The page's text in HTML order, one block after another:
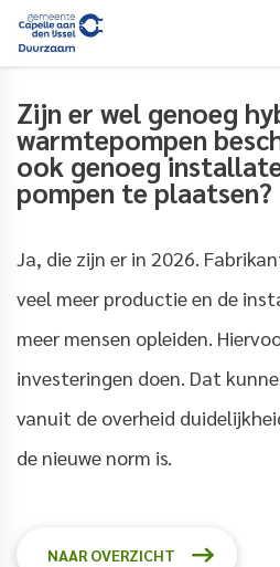
Zijn er wel genoeg
warmtepompen
ook genoeg
pompen te plaatsen?
Ja, die zijn er in 2026.
veel meer productie en de
meer mensen opleiden.
investeringen doen. Dat
vanuit de overheid
de nieuwe norm is.
NAAR OVERZICHT